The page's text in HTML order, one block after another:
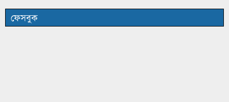
ফেসবুক